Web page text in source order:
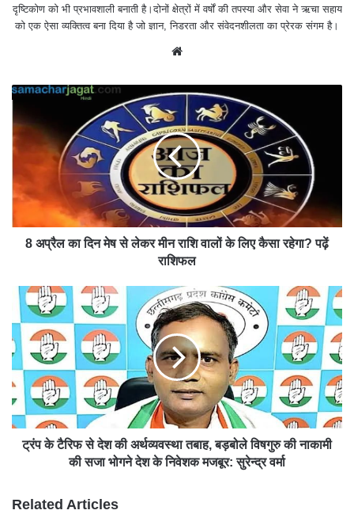
दृष्टिकोण को भी प्रभावशाली बनाती है।दोनों क्षेत्रों में वर्षों की तपस्या और सेवा ने ऋचा सहाय
को एक ऐसा व्यक्तित्व बना दिया है जो ज्ञान, निडरता और संवेदनशीलता का प्रेरक संगम है।
e
8 अप्रैल का दिन मेष से लेकर मीन राशि वालों के लिए कैसा रहेगा? पढ़ें
राशिफल
ट्रंप के टैरिफ से देश की अर्थव्यवस्था तबाह, बड़बोले विषगुरु की नाकामी
की सजा भोगने देश के निवेशक मजबूर: सुरेन्द्र वर्मा
Related Articles